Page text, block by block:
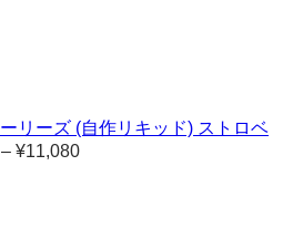
リーズ (自作リキッド) ストロベ
– ¥11,080価